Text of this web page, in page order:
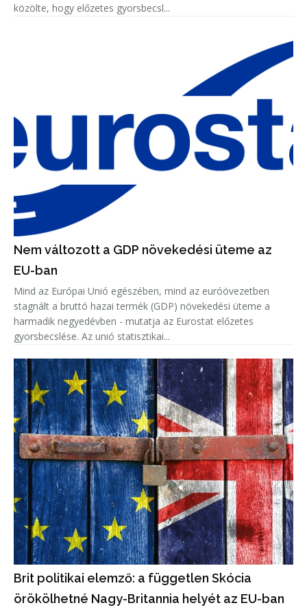
közölte, hogy előzetes gyorsbecsl...
Nem változott a GDP növekedési üteme az
EU-ban
Mind az Európai Unió egészében, mind az euróövezetben
stagnált a bruttó hazai termék (GDP) növekedési üteme a
harmadik negyedévben - mutatja az Eurostat előzetes
gyorsbecslése. Az unió statisztikai...
Brit politikai elemző: a független Skócia
örökölhetné Nagy-Britannia helyét az EU-ban